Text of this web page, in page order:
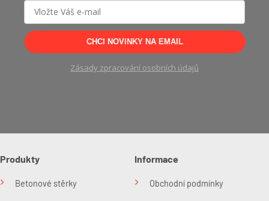
CHCI NOVINKY NA EMAIL
Zásady zpracování osobních údajů
Produkty
Betonové stěrky
Informace
Obchodní podmínky